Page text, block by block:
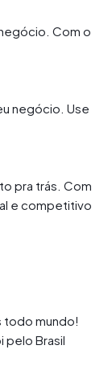
Com o
negócio. Use
pra trás. Com
e competitivo
todo mundo!
pelo Brasil